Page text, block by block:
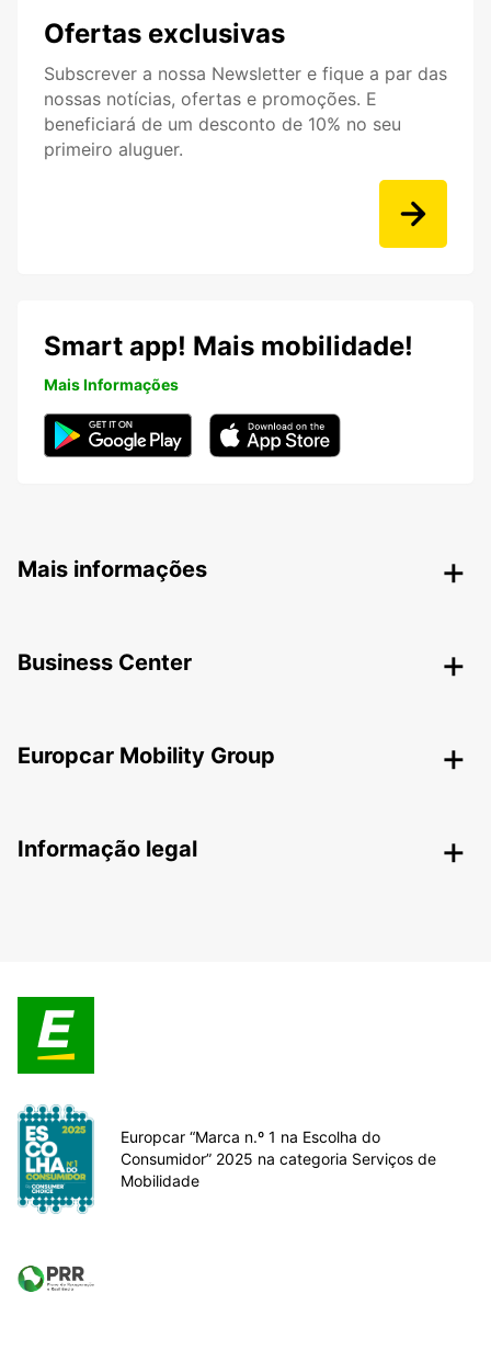
Ofertas exclusivas
Subscrever a nossa Newsletter e fique a par das
nossas notícias, ofertas e promoções. E
beneficiará de um desconto de 10% no seu
primeiro aluguer.
Smart app! Mais mobilidade!
Mais Informações
Mais informações
Business Center
Europcar Mobility Group
Informação legal
Europcar “Marca n.º 1 na Escolha do
Consumidor” 2025 na categoria Serviços de
Mobilidade